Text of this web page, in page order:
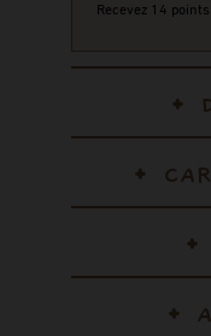
Recevez 14